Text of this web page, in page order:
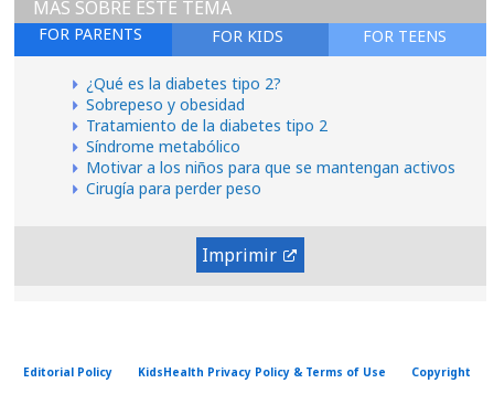
FOR TEENS
FOR KIDS
FOR PARENTS
MÁS SOBRE ESTE TEMA
¿Qué es la diabetes tipo 2?
Sobrepeso y obesidad
Tratamiento de la diabetes tipo 2
Síndrome metabólico
Motivar a los niños para que se mantengan activos
Cirugía para perder peso
Imprimir
Editorial Policy KidsHealth Privacy Policy & Terms of Use Copyright